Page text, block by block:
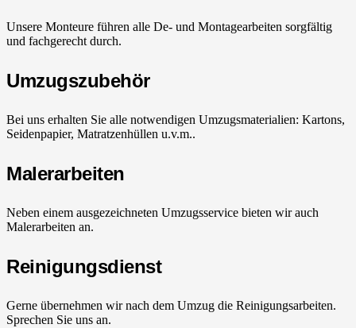
Unsere Monteure führen alle De- und Montagearbeiten sorgfältig
und fachgerecht durch.
Umzugszubehör
Bei uns erhalten Sie alle notwendigen Umzugsmaterialien: Kartons,
Seidenpapier, Matratzenhüllen u.v.m..
Malerarbeiten
Neben einem ausgezeichneten Umzugsservice bieten wir auch
Malerarbeiten an.
Reinigungsdienst
Gerne übernehmen wir nach dem Umzug die Reinigungsarbeiten.
Sprechen Sie uns an.